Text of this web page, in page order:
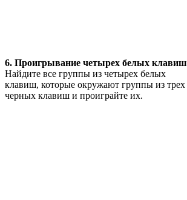
6. Проигрывание четырех белых клавиш
Найдите все группы из четырех белых
клавиш, которые окружают группы из трех
черных клавиш и проиграйте их.